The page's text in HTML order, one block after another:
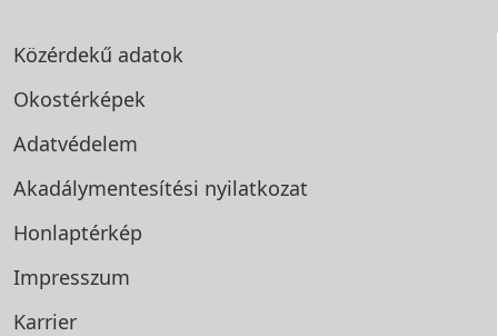
Közérdekű adatok
Okostérképek
Adatvédelem
Akadálymentesítési nyilatkozat
Honlaptérkép
Impresszum
Karrier